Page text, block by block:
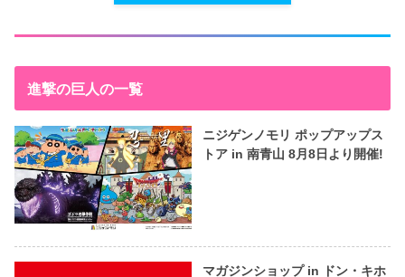
進撃の巨人の一覧
ニジゲンノモリ ポップアップス
トア in 南青山 8月8日より開催!
マガジンショップ in ドン・キホ